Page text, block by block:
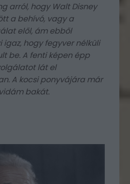
arról, hogy Walt Disney
a behívó, vagy a
elől, ám ebből
igaz, hogy fegyver nélküli
be. A fenti képen épp
lát el
A kocsi ponyvájára már
bakát.